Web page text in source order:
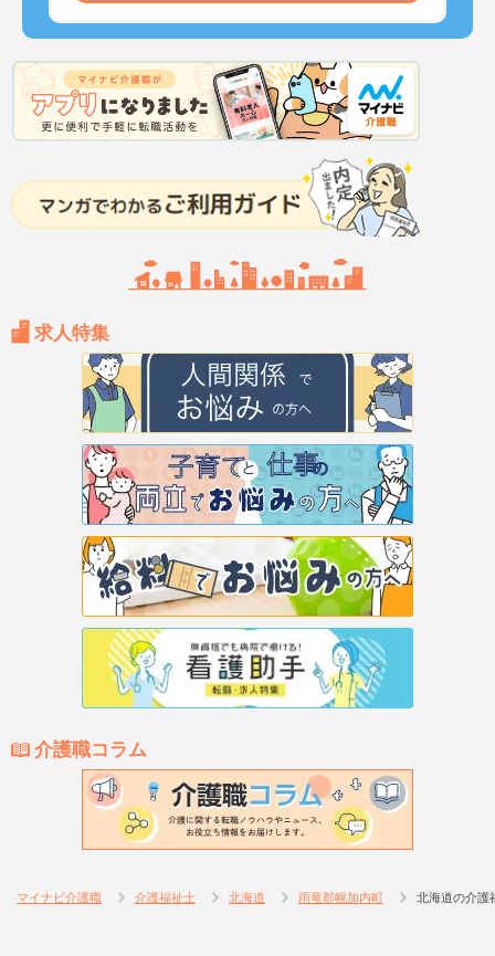
求人特集
介護職コラム
マイナビ介護職 介護福祉士 北海道 雨竜郡幌加内町 北海道の介護